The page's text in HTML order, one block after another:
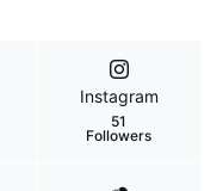
Instagram
51
Followers